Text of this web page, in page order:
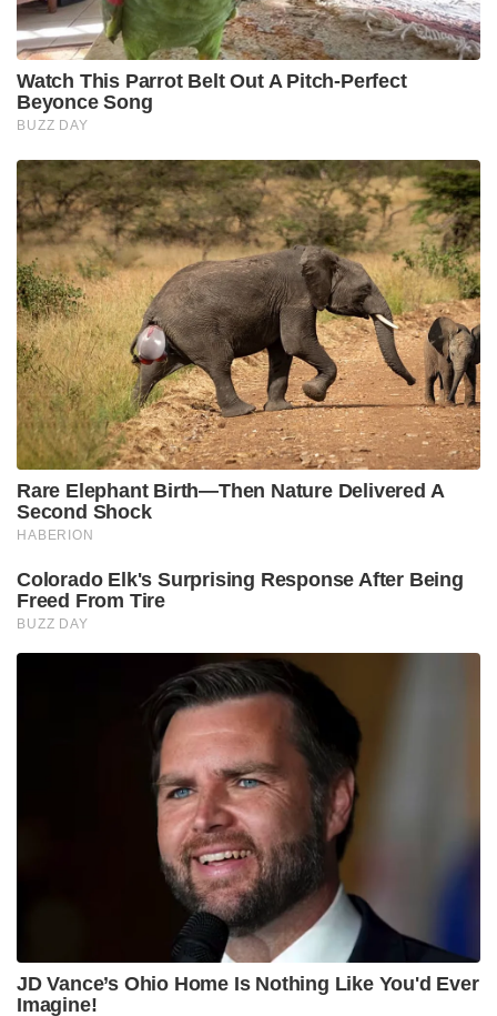
मसालेदार आंवला लाउंज-
सामग्री-
2 बारीक कटी हरी मिर्च
1 चम्मच मिर्च पाउडर
1/4 छोटा चम्मच हल्दी
एक चुटकी हींग
2 चम्मच धनिया
1 चम्मच डिल
1 चम्मच सरसों
तेल
कार्रवाई-
– सबसे पहले आंवले को धो लें. – अब प्रेशर कुकर में
आवश्यकतानुसार पानी डालें और 2-3 सीटी आने तक भाप में
पका लें. इसके अलावा जब यह आंवला ठंडा हो जाए तो इसमें से
बीज अलग कर लें. – अब इन आंवलों को अच्छे से मैश कर लें.
– अब एक पैन में तेल गर्म करें और उसमें राई और जीरा डालें.
– अब इसमें हींग, सौंफ और कटी हुई हरी मिर्च डालें. – अब
इसमें मसला हुआ आंवला डालें और पानी को सूखने दें. – फिर
ऊपर दिए मसाले डालकर अच्छे से मिलाएं और धीमी आंच पर
कुछ देर तक पकाएं. जब आँवला लूजी तेल छोड़ने लगे तो गैस
बंद कर दीजिये. तो चलिए तैयार है आपकी आंवला लाउंज
रेसिपी।